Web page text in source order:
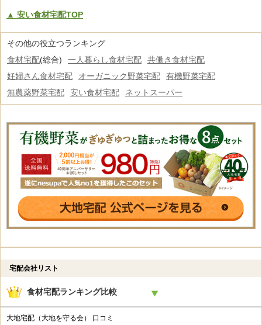
▲ 安い食材宅配TOP
その他の役立つランキング
食材宅配(総合) 一人暮らし食材宅配
共働き食材宅配
妊婦さん食材宅配
オーガニック野菜宅配
有機野菜宅配
無農薬野菜宅配
安い食材宅配 ネットスーパー
宅配会社リスト
食材宅配ランキング比較
大地宅配（大地を守る会） 口コミ